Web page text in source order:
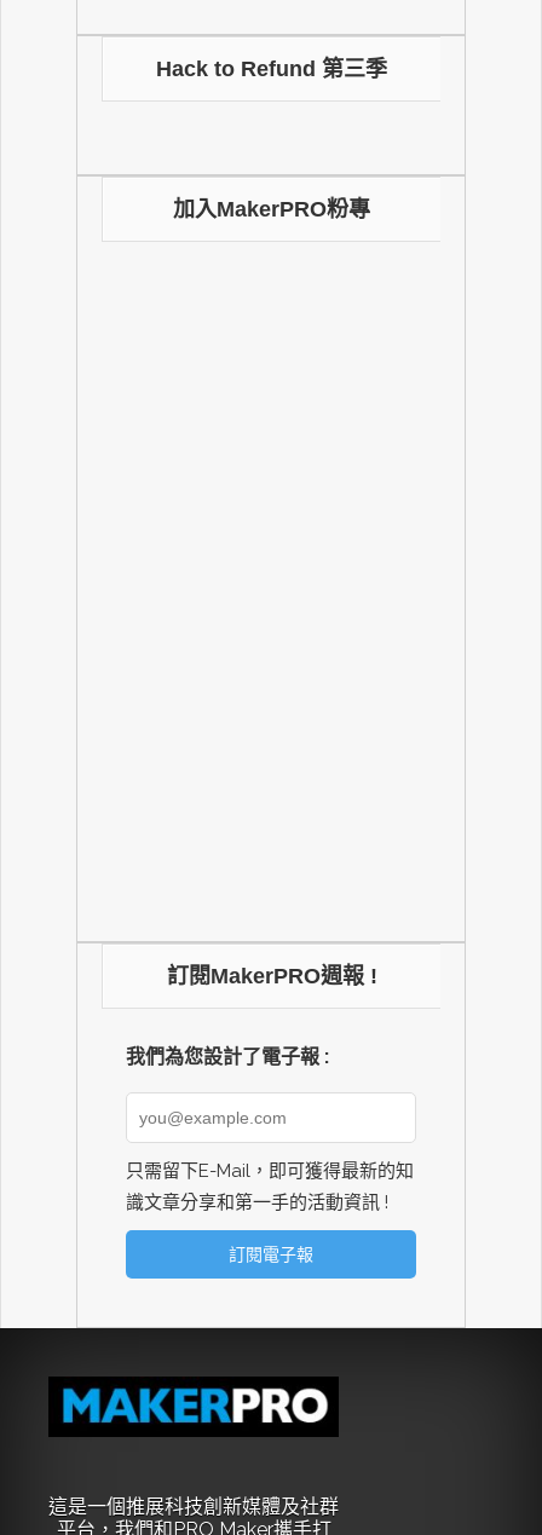
Hack to Refund 第三季
加入MakerPRO粉專
訂閱MakerPRO週報 !
我們為您設計了電子報 :
只需留下E-Mail，即可獲得最新的知
識文章分享和第一手的活動資訊 !
這是一個推展科技創新媒體及社群
平台，我們和PRO Maker攜手打